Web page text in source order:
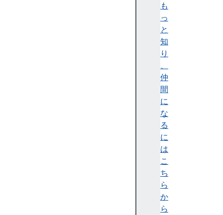
も
っ
と
知
り
、
仲
間
に
な
る
に
は
こ
ち
ら
か
ら